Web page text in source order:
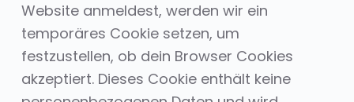
Website anmeldest, werden wir ein
temporäres Cookie setzen, um
festzustellen, ob dein Browser Cookies
akzeptiert. Dieses Cookie enthält keine